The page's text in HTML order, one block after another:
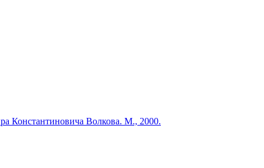
Константиновича Волкова. М., 2000.